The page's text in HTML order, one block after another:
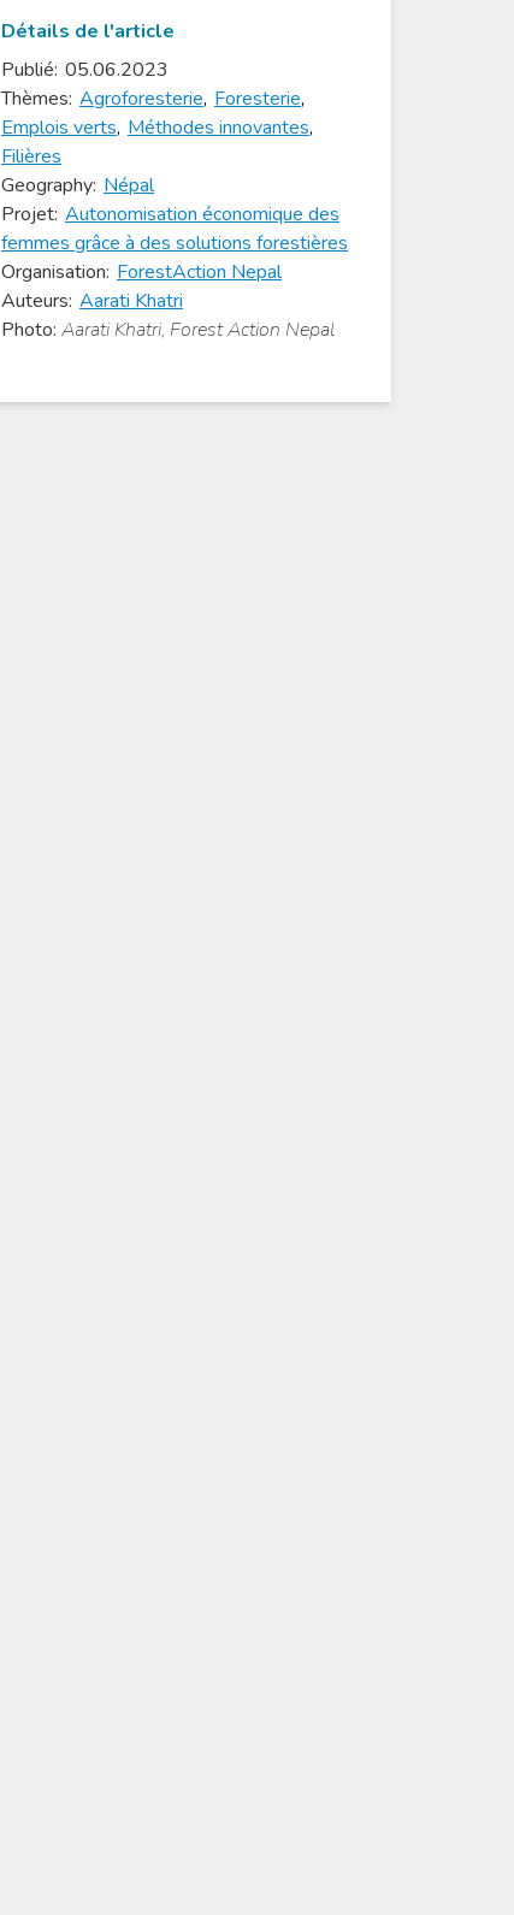
Détails de l'article
Publié: 05.06.2023
Thèmes: Agroforesterie, Foresterie,
Emplois verts, Méthodes innovantes,
Filières
Geography: Népal
Projet: Autonomisation économique des
femmes grâce à des solutions forestières
Organisation: ForestAction Nepal
Auteurs: Aarati Khatri
Photo: Aarati Khatri, Forest Action Nepal